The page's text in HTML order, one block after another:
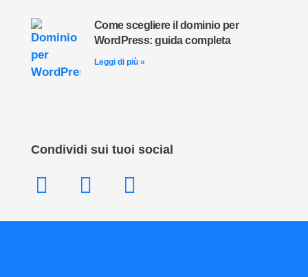
Come scegliere il dominio per
WordPress: guida completa
Leggi di più »
Condividi sui tuoi social